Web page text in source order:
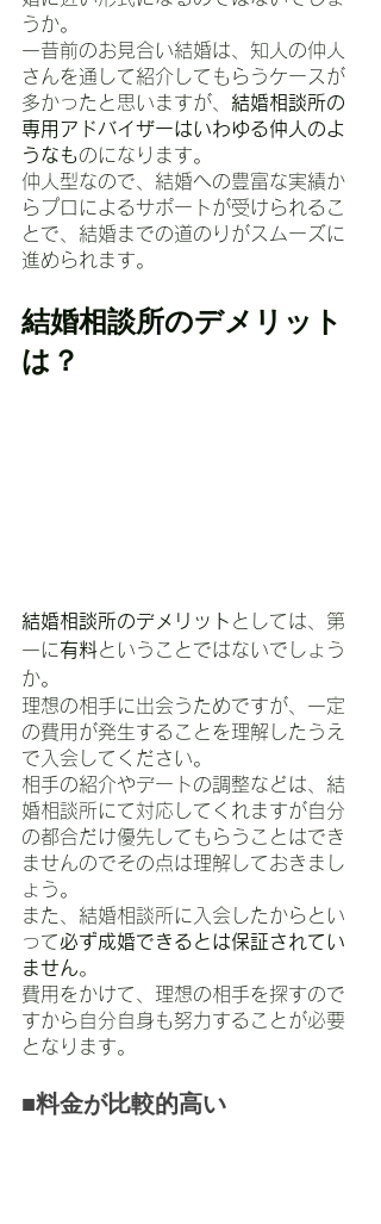
うか。
一昔前のお見合い結婚は、知人の仲人
さんを通して紹介してもらうケースが
多かったと思いますが、 結婚相談所の
専用アドバイザーはいわゆる仲人のよ
うなものになります。
仲人型なので、結婚への豊富な実績か
らプロによるサポートが受けられるこ
とで、結婚までの道のりがスムーズに
進められます。
結婚相談所のデメリット
は？
結婚相談所のデメリット としては、第
一に有料ということではないでしょう
か。
理想の相手に出会うためですが、一定
の費用が発生することを理解したうえ
で入会してください。
相手の紹介やデートの調整などは、結
婚相談所にて対応してくれますが自分
の都合だけ優先してもらうことはでき
ませんのでその点は理解しておきまし
ょう。
また、結婚相談所に入会したからとい
って必ず成婚できるとは保証されてい
ません。
費用をかけて、理想の相手を探すので
すから自分自身も努力することが必要
となります。
■料金が比較的高い